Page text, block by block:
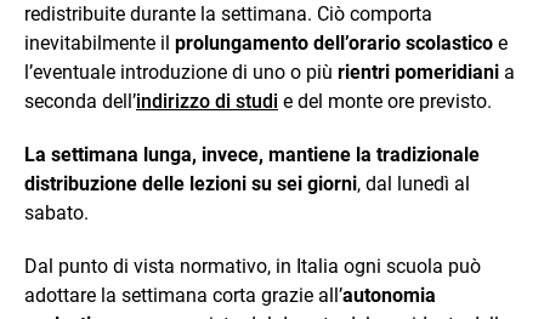
redistribuite durante la settimana. Ciò comporta
inevitabilmente il prolungamento dell’orario scolastico e
l’eventuale introduzione di uno o più rientri pomeridiani a
seconda dell’indirizzo di studi e del monte ore previsto.
La settimana lunga, invece, mantiene la tradizionale
distribuzione delle lezioni su sei giorni, dal lunedì al
sabato.
Dal punto di vista normativo, in Italia ogni scuola può
adottare la settimana corta grazie all’autonomia